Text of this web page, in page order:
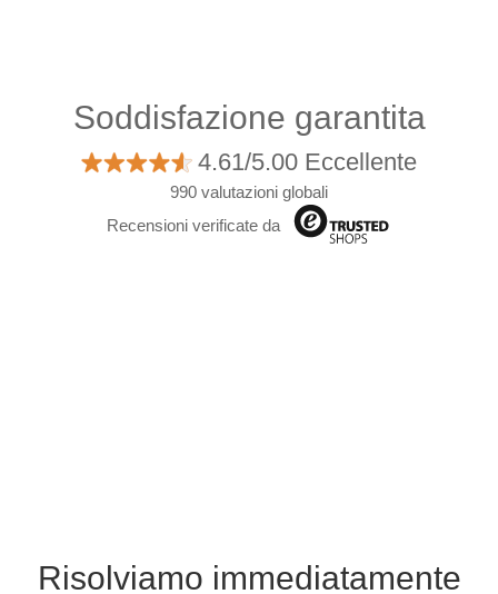
Soddisfazione garantita
4.61/5.00 Eccellente
990 valutazioni globali
Recensioni verificate da
Risolviamo immediatamente